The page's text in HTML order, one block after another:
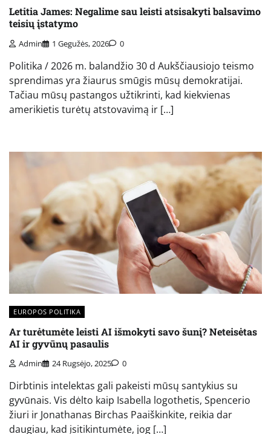
Letitia James: Negalime sau leisti atsisakyti balsavimo
teisių įstatymo
Admin 1 Gegužės, 2026 0
Politika / 2026 m. balandžio 30 d Aukščiausiojo teismo
sprendimas yra žiaurus smūgis mūsų demokratijai.
Tačiau mūsų pastangos užtikrinti, kad kiekvienas
amerikietis turėtų atstovavimą ir […]
EUROPOS POLITIKA
Ar turėtumėte leisti AI išmokyti savo šunį? Neteisėtas
AI ir gyvūnų pasaulis
Admin 24 Rugsėjo, 2025 0
Dirbtinis intelektas gali pakeisti mūsų santykius su
gyvūnais. Vis dėlto kaip Isabella logothetis, Spencerio
žiuri ir Jonathanas Birchas Paaiškinkite, reikia dar
daugiau, kad įsitikintumėte, jog […]